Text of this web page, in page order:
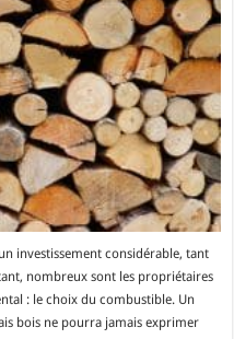
investissement considérable, tant
nombreux sont les propriétaires
: le choix du combustible. Un
bois ne pourra jamais exprimer